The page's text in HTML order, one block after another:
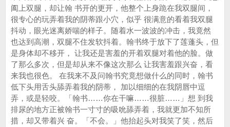
阖上双腿，却让翰 书开的更开，他整个上身跪在我双腿间，
很专心的玩弄着我的阴蒂跟小穴，似乎 很满意的看着我双腿
抖动，眼光迷离娇喘的样子。随着水一波波的冲击，我竟然
也达到高潮，双腿不住发软抖着。翰书终于放下了莲蓬头，但
是身体却不移开， 让我还是害羞的开着双腿对着他的脸。做
了那么多次，但是却从来不像这次那么 让我害羞跟兴奋，看
来我也很色。 在我来不及问翰书究竟想做什么的同时，翰书
低下头用舌头舔弄着我的阴蒂， 加以细细的在我阴唇中逗
弄，或是轻咬。「翰书……你在干嘛……很脏……」想 到我
排尿的地方正被翰书一寸寸的吸吮舔弄着，我就更加不知所
措，却又带着兴 奋。「不会。」他抬起头对我笑了笑，然后